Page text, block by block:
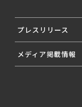
プレスリリース
メディア掲載情報